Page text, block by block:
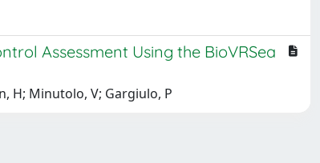
Assessment Using the BioVRSea
H; Minutolo, V; Gargiulo, P